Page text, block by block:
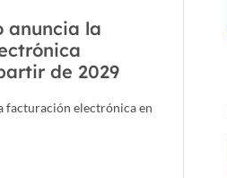
anuncia la
de 2029
facturación electrónica en